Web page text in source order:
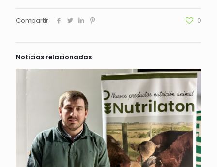
Compartir 0
Noticias relacionadas